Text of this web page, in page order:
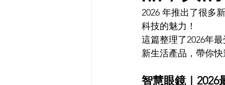
2026 年推出了很多
科技的魅力！
這篇整理了2026年
新生活產品，帶你
智慧眼鏡｜2026